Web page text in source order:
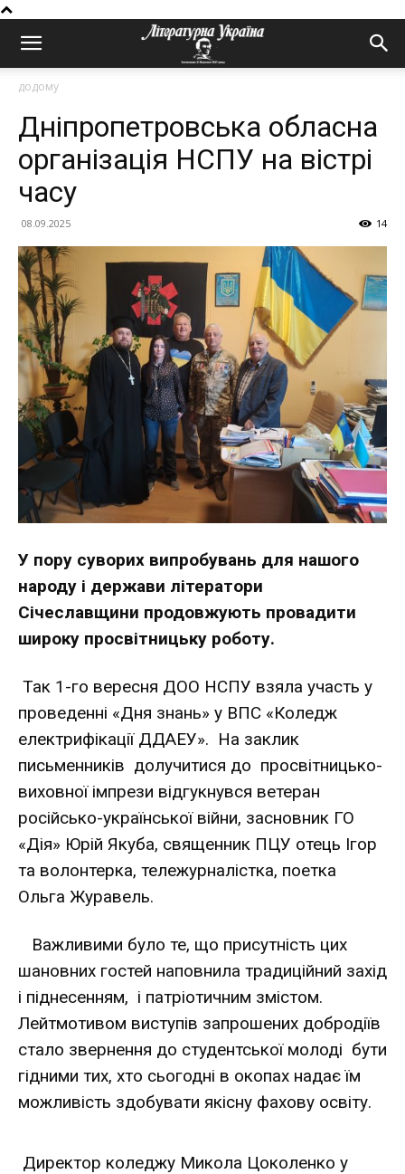
додому
Дніпропетровська обласна
організація НСПУ на вістрі
часу
08.09.2025 14
У пору суворих випробувань для нашого
народу і держави літератори
Січеславщини продовжують провадити
широку просвітницьку роботу.
Так 1-го вересня ДОО НСПУ взяла участь у
проведенні «Дня знань» у ВПС «Коледж
електрифікації ДДАЕУ». На заклик
письменників долучитися до просвітницько-
виховної імпрези відгукнувся ветеран
російсько-української війни, засновник ГО
«Дія» Юрій Якуба, священник ПЦУ отець Ігор
та волонтерка, тележурналістка, поетка
Ольга Журавель.
Важливими було те, що присутність цих
шановних гостей наповнила традиційний захід
і піднесенням, і патріотичним змістом.
Лейтмотивом виступів запрошених добродіїв
стало звернення до студентської молоді бути
гідними тих, хто сьогодні в окопах надає їм
можливість здобувати якісну фахову освіту.
Директор коледжу Микола Цоколенко у